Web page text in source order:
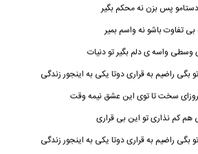
پس بزن نه محکم بگیر
بی تفاوت باشو نه واسم بمیر
وسطی واسه ی دلم بگیر تو دنیات
بگی راضیم به قراری دوتا یکی به اینجور زندگی
سخت تا توی این عشق نیمه وقت
هم کم نذاری تو این بی قراری
بگی راضیم به قراری دوتا یکی به اینجور زندگی